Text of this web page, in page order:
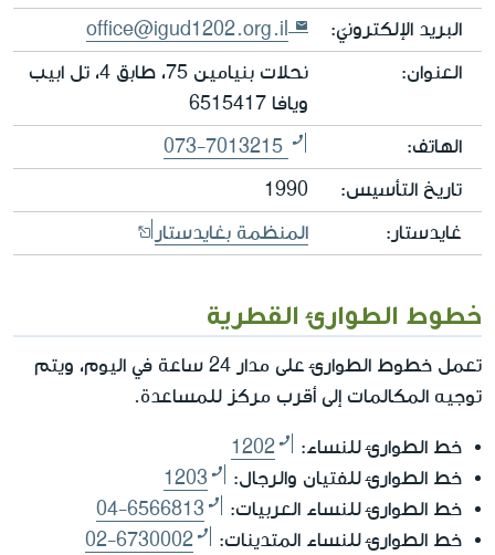
البريد الإلكترونيّ: office@igud1202.org.il
العنوان:
نحلات بنيامين 75، طابق 4، تل ابيب
ويافا 6515417
الهاتف: 073-7013215
تاريخ التأسيس: 1990
غايدستار: المنظمة بغايدستار
خطوط الطوارئ القطرية
تعمل خطوط الطوارئ على مدار 24 ساعة في اليوم، ويتم
توجيه المكالمات إلى أقرب مركز للمساعدة.
خط الطوارئ للنساء:
1202
خط الطوارئ للفتيان والرجال:
1203
خط الطوارئ للنساء العربيات:
04-6566813
خط الطوارئ للنساء المتدينات:
02-6730002